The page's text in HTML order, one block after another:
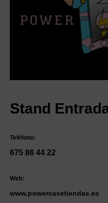
Stand
Teléfono:
675 86 44 22
Web:
www.powercasetiendas.es